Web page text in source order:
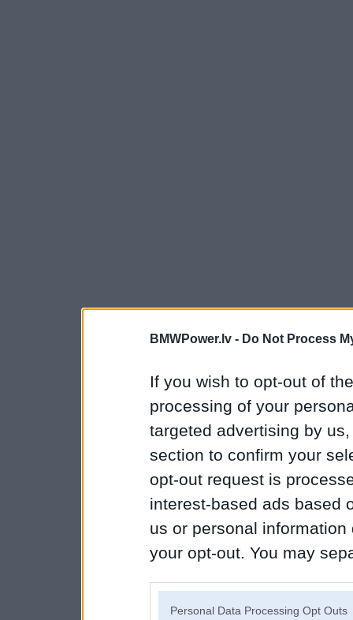
BMWPower.lv - Do Not Process
If you wish to opt-out of
processing of your
targeted advertising by
section to confirm your
opt-out request is
interest-based ads based
us or personal
your opt-out. You may
Personal Data Processing Opt Outs